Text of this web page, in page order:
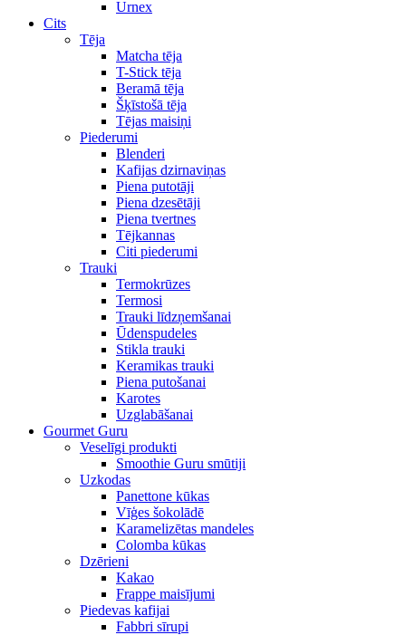
Urnex
Cits
Tēja
Matcha tēja
T-Stick tēja
Beramā tēja
Šķīstošā tēja
Tējas maisiņi
Piederumi
Blenderi
Kafijas dzirnaviņas
Piena putotāji
Piena dzesētāji
Piena tvertnes
Tējkannas
Citi piederumi
Trauki
Termokrūzes
Termosi
Trauki līdzņemšanai
Ūdenspudeles
Stikla trauki
Keramikas trauki
Piena putošanai
Karotes
Uzglabāšanai
Gourmet Guru
Veselīgi produkti
Smoothie Guru smūtiji
Uzkodas
Panettone kūkas
Vīģes šokolādē
Karamelizētas mandeles
Colomba kūkas
Dzērieni
Kakao
Frappe maisījumi
Piedevas kafijai
Fabbri sīrupi